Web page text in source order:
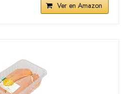
Ver en Amazon